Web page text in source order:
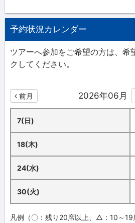
予約状況カレンダー
ツアーへ参加をご希望の方は、希
クしてください。
前月 2026年06月
7(日)
18(木)
24(水)
30(火)
凡例（〇：残り20席以上、△：10～19